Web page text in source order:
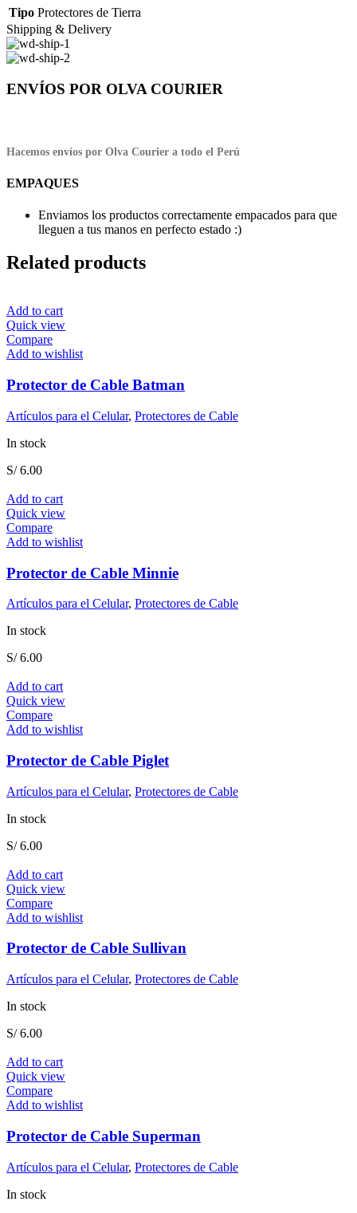
Tipo Protectores de Tierra
Shipping & Delivery
ENVÍOS POR OLVA COURIER
Hacemos envíos por Olva Courier a todo el Perú
EMPAQUES
Enviamos los productos correctamente empacados para que
lleguen a tus manos en perfecto estado :)
Related products
Add to cart
Quick view
Compare
Add to wishlist
Protector de Cable Batman
Artículos para el Celular, Protectores de Cable
In stock
S/6.00
Add to cart
Quick view
Compare
Add to wishlist
Protector de Cable Minnie
Artículos para el Celular, Protectores de Cable
In stock
S/6.00
Add to cart
Quick view
Compare
Add to wishlist
Protector de Cable Piglet
Artículos para el Celular, Protectores de Cable
In stock
S/6.00
Add to cart
Quick view
Compare
Add to wishlist
Protector de Cable Sullivan
Artículos para el Celular, Protectores de Cable
In stock
S/6.00
Add to cart
Quick view
Compare
Add to wishlist
Protector de Cable Superman
Artículos para el Celular, Protectores de Cable
In stock